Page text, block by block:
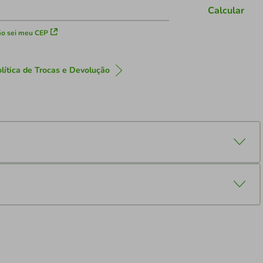
sei meu CEP
Calcular
de Trocas e Devolução